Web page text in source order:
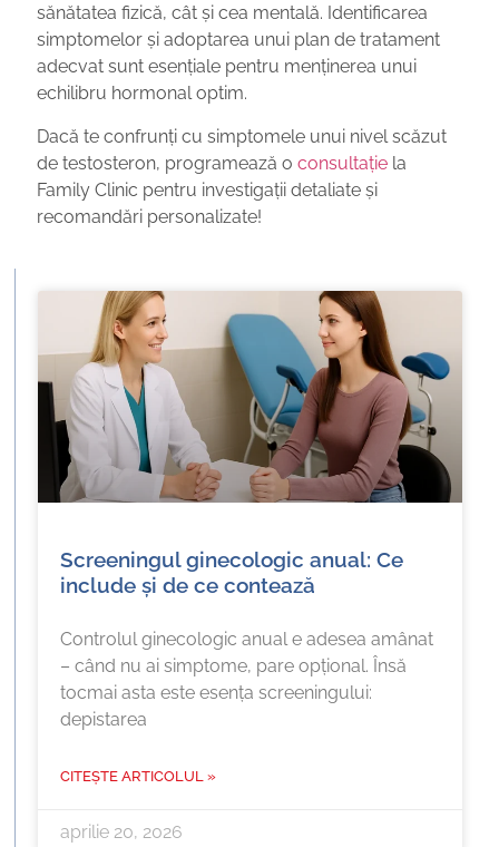
sănătatea fizică, cât și cea mentală. Identificarea
simptomelor și adoptarea unui plan de tratament
adecvat sunt esențiale pentru menținerea unui
echilibru hormonal optim.
Dacă te confrunți cu simptomele unui nivel scăzut
de testosteron, programează oconsultație la
Family Clinic pentru investigații detaliate și
recomandări personalizate!
Screeningul ginecologic anual: Ce
include și de ce contează
Controlul ginecologic anual e adesea amânat
– când nu ai simptome, pare opțional. Însă
tocmai asta este esența screeningului:
depistarea
CITEȘTE ARTICOLUL »
aprilie 20, 2026